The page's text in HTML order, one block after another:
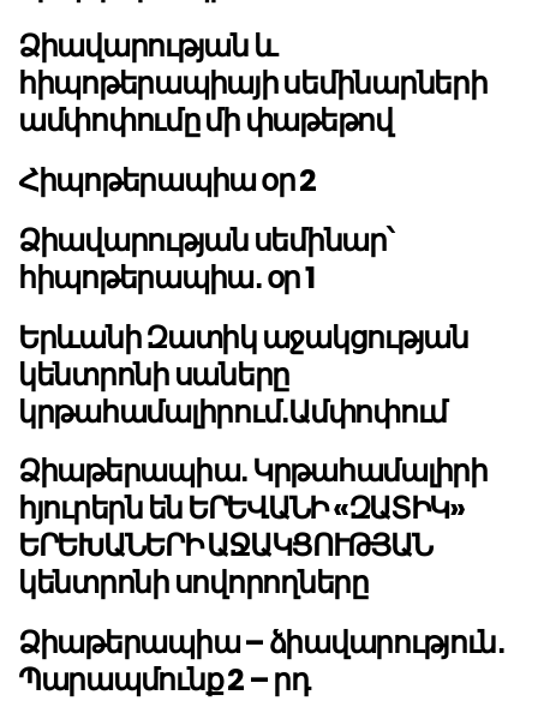
Ձիավարության և
հիպոթերապիայի սեմինարների
ամփոփումը մի փաթեթով
Հիպոթերապիա օր 2
Ձիավարության սեմինար՝
հիպոթերապիա․ օր 1
Երևանի Զատիկ աջակցության
կենտրոնի սաները
կրթահամալիրում․Ամփոփում
Ձիաթերապիա․ Կրթահամալիրի
հյուրերն են ԵՐԵՎԱՆԻ «ԶԱՏԻԿ»
ԵՐԵԽԱՆԵՐԻ ԱՋԱԿՑՈՒԹՅԱՆ
կենտրոնի սովորողները
Ձիաթերապիա – ձիավարություն․
Պարապմունք 2 – րդ